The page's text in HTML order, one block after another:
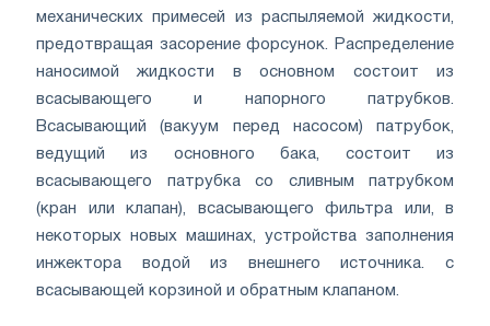
механических примесей из распыляемой жидкости,
предотвращая засорение форсунок. Распределение
наносимой жидкости в основном состоит из
всасывающего и напорного патрубков.
Всасывающий (вакуум перед насосом) патрубок,
ведущий из основного бака, состоит из
всасывающего патрубка со сливным патрубком
(кран или клапан), всасывающего фильтра или, в
некоторых новых машинах, устройства заполнения
инжектора водой из внешнего источника. с
всасывающей корзиной и обратным клапаном.